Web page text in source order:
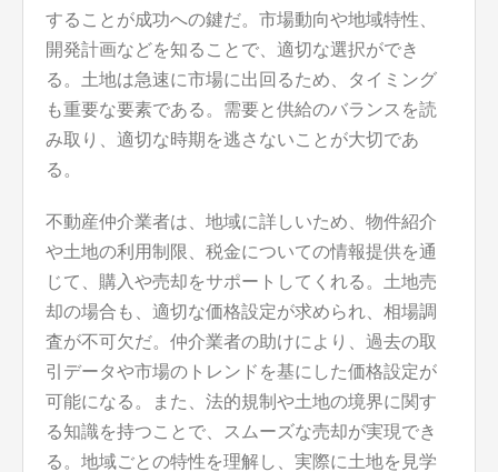
することが成功への鍵だ。市場動向や地域特性、
開発計画などを知ることで、適切な選択ができ
る。土地は急速に市場に出回るため、タイミング
も重要な要素である。需要と供給のバランスを読
み取り、適切な時期を逃さないことが大切であ
る。
不動産仲介業者は、地域に詳しいため、物件紹介
や土地の利用制限、税金についての情報提供を通
じて、購入や売却をサポートしてくれる。土地売
却の場合も、適切な価格設定が求められ、相場調
査が不可欠だ。仲介業者の助けにより、過去の取
引データや市場のトレンドを基にした価格設定が
可能になる。また、法的規制や土地の境界に関す
る知識を持つことで、スムーズな売却が実現でき
る。地域ごとの特性を理解し、実際に土地を見学